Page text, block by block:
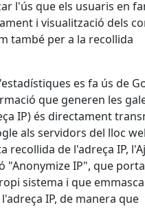
l'ús que els usuaris en
i visualització dels
també per a la recollida
es fa ús de
que generen les
IP) és directament
als servidors del lloc
recollida de l'adreça IP,
"Anonymize IP", que porta
sistema i que
IP, de manera que